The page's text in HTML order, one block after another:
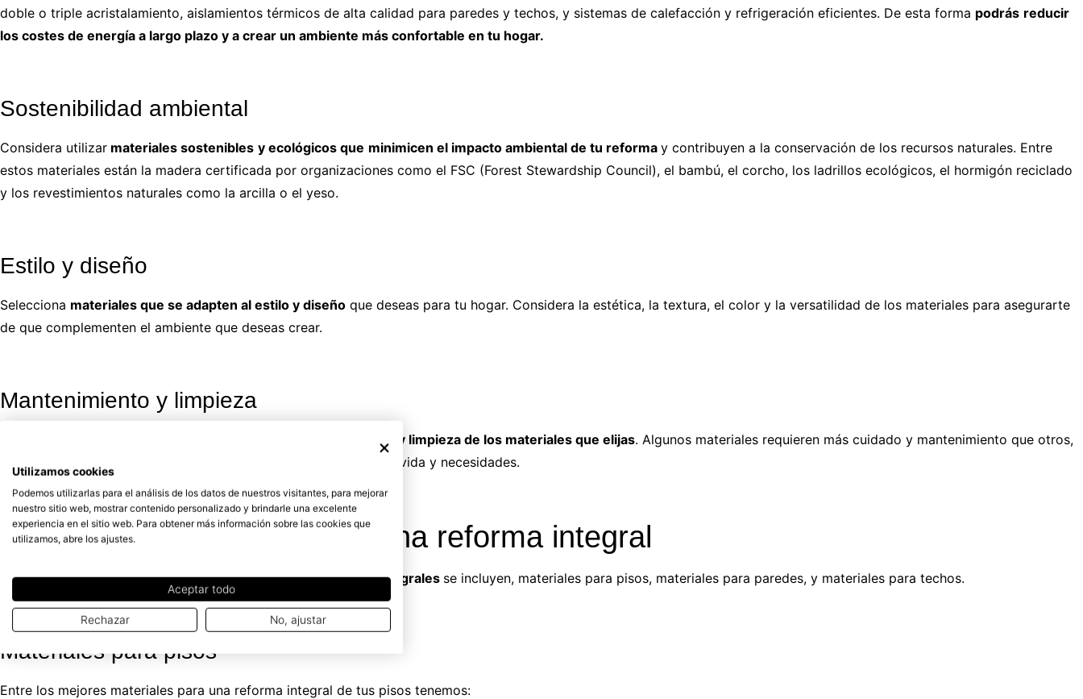
doble o triple acristalamiento, aislamientos térmicos de alta calidad para paredes y techos, y sistemas de calefacción y refrigeración eficientes. De esta forma podrás reducir
los costes de energía a largo plazo y a crear un ambiente más confortable en tu hogar.
Sostenibilidad ambiental
Considera utilizar materiales sostenibles y ecológicos que minimicen el impacto ambiental de tu reforma y contribuyen a la conservación de los recursos naturales. Entre
estos materiales están la madera certificada por organizaciones como el FSC (Forest Stewardship Council), el bambú, el corcho, los ladrillos ecológicos, el hormigón reciclado
y los revestimientos naturales como la arcilla o el yeso.
Estilo y diseño
Selecciona materiales que se adapten al estilo y diseño que deseas para tu hogar. Considera la estética, la textura, el color y la versatilidad de los materiales para asegurarte
de que complementen el ambiente que deseas crear.
Mantenimiento y limpieza
facilidad de mantenimiento y limpieza de los materiales que elijas. Algunos materiales requieren más cuidado y mantenimiento que otros,
así que asegúrate de elegir aquellos que se ajusten a tu estilo de vida y necesidades.
Principales materiales para una reforma integral
Entre los principalesmateriales utilizados para las reformas integrales se incluyen, materiales para pisos, materiales para paredes, y materiales para techos.
Materiales para pisos
Entre los mejores materiales para una reforma integral de tus pisos tenemos:
Utilizamos cookies
Podemos utilizarlas para el análisis de los datos de nuestros visitantes, para mejorar
nuestro sitio web, mostrar contenido personalizado y brindarle una excelente
experiencia en el sitio web. Para obtener más información sobre las cookies que
utilizamos, abre los ajustes.
Aceptar todo
Rechazar No, ajustar